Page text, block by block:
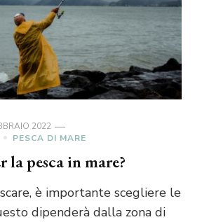
2022
PESCA DI MARE
la pesca in mare?
è importante scegliere le
dipenderà dalla zona di